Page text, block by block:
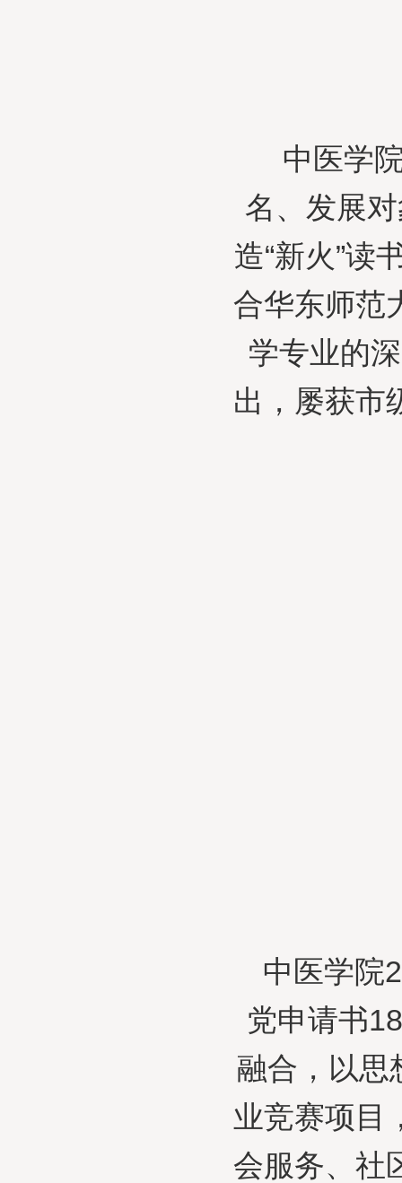
中医学
名、发展
造“新火”读
合华东师范
学专业的
出，屡获市
中医学院
党申请书
融合，以思
业竞赛项目
会服务、社